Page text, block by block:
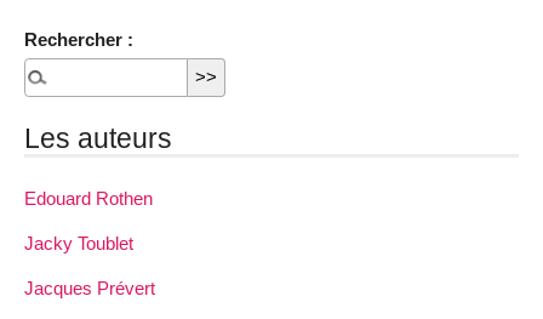
Rechercher :
Les auteurs
Edouard Rothen
Jacky Toublet
Jacques Prévert